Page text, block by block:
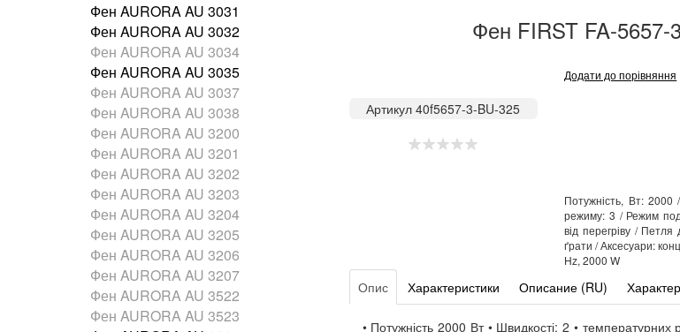
Фен AURORA AU 3031
Фен AURORA AU 3032
Фен AURORA AU 3034
Фен AURORA AU 3035
Фен AURORA AU 3037
Фен AURORA AU 3038
Фен AURORA AU 3200
Фен AURORA AU 3201
Фен AURORA AU 3202
Фен AURORA AU 3203
Фен AURORA AU 3204
Фен AURORA AU 3205
Фен AURORA AU 3206
Фен AURORA AU 3207
Фен AURORA AU 3522
Фен AURORA AU 3523
Фен FIRST FA-5657-
Артикул 40f5657-3-BU-325
Додати до порівняння
Потужність, Вт: 2000
режиму: 3 / Режим
від перегріву / Петля
ґрати / Аксесуари:
Hz, 2000 W
Опис Характеристики Описание (RU)
• Потужність 2000 Вт • Швидкості: 2 •